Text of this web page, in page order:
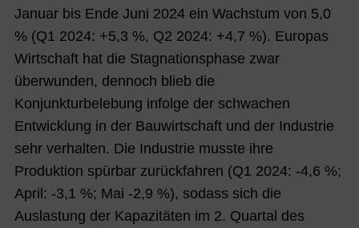
Januar bis Ende Juni 2024 ein Wachstum von 5,0
% (Q1 2024: +5,3 %, Q2 2024: +4,7 %). Europas
Wirtschaft hat die Stagnationsphase zwar
überwunden, dennoch blieb die
Konjunkturbelebung infolge der schwachen
Entwicklung in der Bauwirtschaft und der Industrie
sehr verhalten. Die Industrie musste ihre
Produktion spürbar zurückfahren (Q1 2024: -4,6 %;
April : -3,1 %; Mai -2,9 %), sodass sich die
Auslastung der Kapazitäten im 2. Quartal des